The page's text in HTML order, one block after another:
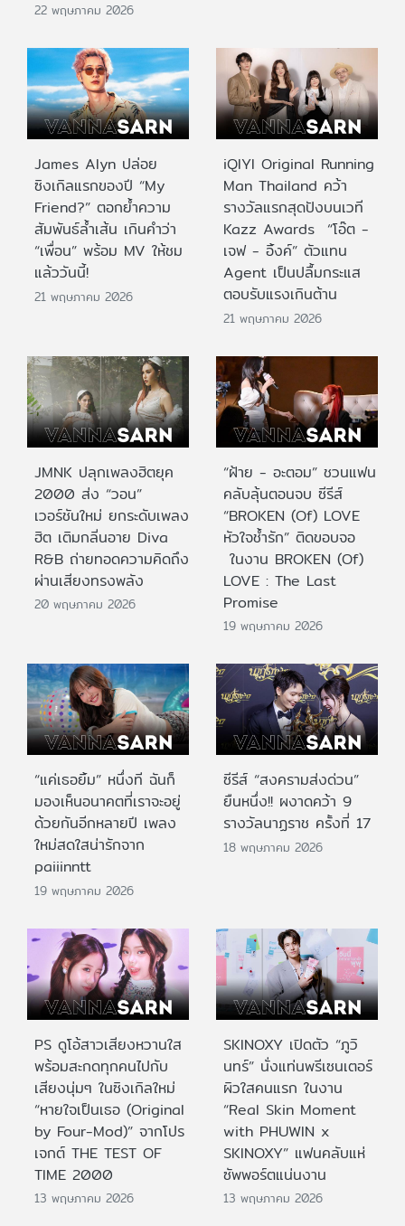
22 พฤษภาคม 2026
James Alyn ปล่อย
ซิงเกิลแรกของปี “My
Friend?” ตอกย้ำความ
สัมพันธ์ล้ำเส้น เกินคำว่า
“เพื่อน” พร้อม MV ให้ชม
แล้ววันนี้!
21 พฤษภาคม 2026
iQIYI Original Running
Man Thailand คว้า
รางวัลแรกสุดปังบนเวที
Kazz Awards “โอ๊ต -
เจฟ - อิ้งค์” ตัวแทน
Agent เป็นปลื้มกระแส
ตอบรับแรงเกินต้าน
21 พฤษภาคม 2026
JMNK ปลุกเพลงฮิตยุค
2000 ส่ง “วอน”
เวอร์ชันใหม่ ยกระดับเพลง
ฮิต เติมกลิ่นอาย Diva
R&B ถ่ายทอดความคิดถึง
ผ่านเสียงทรงพลัง
20 พฤษภาคม 2026
“ฝ้าย - อะตอม” ชวนแฟน
คลับลุ้นตอนจบ ซีรีส์
“BROKEN (Of) LOVE
หัวใจช้ำรัก” ติดขอบจอ
ในงาน BROKEN (Of)
LOVE : The Last
Promise
19 พฤษภาคม 2026
“แค่เธอยิ้ม” หนึ่งที ฉันก็
มองเห็นอนาคตที่เราจะอยู่
ด้วยกันอีกหลายปี เพลง
ใหม่สดใสน่ารักจาก
paiiinntt
19 พฤษภาคม 2026
ซีรีส์ “สงครามส่งด่วน”
ยืนหนึ่ง!! ผงาดคว้า 9
รางวัลนาฏราช ครั้งที่ 17
18 พฤษภาคม 2026
PS ดูโอ้สาวเสียงหวานใส
พร้อมสะกดทุกคนไปกับ
เสียงนุ่มๆ ในซิงเกิลใหม่
“หายใจเป็นเธอ (Original
by Four-Mod)” จากโปร
เจกต์ THE TEST OF
TIME 2000
13 พฤษภาคม 2026
SKINOXY เปิดตัว “ภูวิ
นทร์” นั่งแท่นพรีเซนเตอร์
ผิวใสคนแรก ในงาน
“Real Skin Moment
with PHUWIN x
SKINOXY” แฟนคลับแห่
ซัพพอร์ตแน่นงาน
13 พฤษภาคม 2026